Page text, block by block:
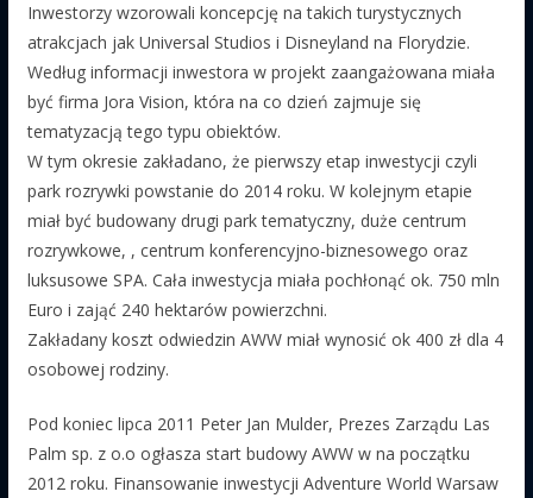
Inwestorzy wzorowali koncepcję na takich turystycznych
atrakcjach jak Universal Studios i Disneyland na Florydzie.
Według informacji inwestora w projekt zaangażowana miała
być firma Jora Vision, która na co dzień zajmuje się
tematyzacją tego typu obiektów.
W tym okresie zakładano, że pierwszy etap inwestycji czyli
park rozrywki powstanie do 2014 roku. W kolejnym etapie
miał być budowany drugi park tematyczny, duże centrum
rozrywkowe, , centrum konferencyjno-biznesowego oraz
luksusowe SPA. Cała inwestycja miała pochłonąć ok. 750 mln
Euro i zająć 240 hektarów powierzchni.
Zakładany koszt odwiedzin AWW miał wynosić ok 400 zł dla 4
osobowej rodziny.
Pod koniec lipca 2011 Peter Jan Mulder, Prezes Zarządu Las
Palm sp. z o.o ogłasza start budowy AWW w na początku
2012 roku. Finansowanie inwestycji Adventure World Warsaw